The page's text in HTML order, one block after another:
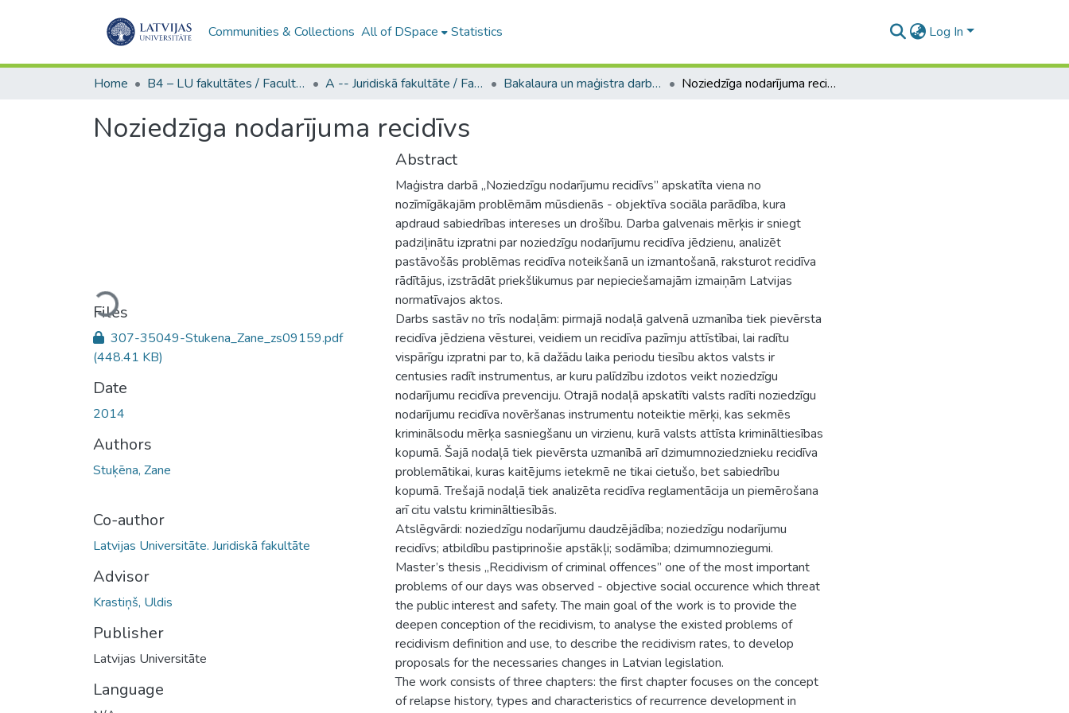
Communities & Collections All of DSpace Statistics Log In
Home B4 – LU fakultātes / Faculties of the UL A -- Juridiskā fakultāte / Faculty of Law Bakalaura un maģistra darbi (JF) / Bachelor's and Master's theses Noziedzīga nodarījuma recidīvs
Noziedzīga nodarījuma recidīvs
Loading...
Files
307-35049-Stukena_Zane_zs09159.pdf
(448.41 KB)
Date
2014
Authors
Stuķēna, Zane
Co-author
Latvijas Universitāte. Juridiskā fakultāte
Advisor
Krastiņš, Uldis
Publisher
Latvijas Universitāte
Language
Abstract
Maģistra darbā „Noziedzīgu nodarījumu recidīvs” apskatīta viena no
nozīmīgākajām problēmām mūsdienās - objektīva sociāla parādība, kura
apdraud sabiedrības intereses un drošību. Darba galvenais mērķis ir sniegt
padziļinātu izpratni par noziedzīgu nodarījumu recidīva jēdzienu, analizēt
pastāvošās problēmas recidīva noteikšanā un izmantošanā, raksturot recidīva
rādītājus, izstrādāt priekšlikumus par nepieciešamajām izmaiņām Latvijas
normatīvajos aktos.
Darbs sastāv no trīs nodaļām: pirmajā nodaļā galvenā uzmanība tiek pievērsta
recidīva jēdziena vēsturei, veidiem un recidīva pazīmju attīstībai, lai radītu
vispārīgu izpratni par to, kā dažādu laika periodu tiesību aktos valsts ir
centusies radīt instrumentus, ar kuru palīdzību izdotos veikt noziedzīgu
nodarījumu recidīva prevenciju. Otrajā nodaļā apskatīti valsts radīti noziedzīgu
nodarījumu recidīva novēršanas instrumentu noteiktie mērķi, kas sekmēs
kriminālsodu mērķa sasniegšanu un virzienu, kurā valsts attīsta krimināltiesības
kopumā. Šajā nodaļā tiek pievērsta uzmanībā arī dzimumnoziedznieku recidīva
problemātikai, kuras kaitējums ietekmē ne tikai cietušo, bet sabiedrību
kopumā. Trešajā nodaļā tiek analizēta recidīva reglamentācija un piemērošana
arī citu valstu krimināltiesībās.
Atslēgvārdi: noziedzīgu nodarījumu daudzējādība; noziedzīgu nodarījumu
recidīvs; atbildību pastiprinošie apstākļi; sodāmība; dzimumnoziegumi.
Master’s thesis „Recidivism of criminal offences” one of the most important
problems of our days was observed - objective social occurence which threat
the public interest and safety. The main goal of the work is to provide the
deepen conception of the recidivism, to analyse the existed problems of
recidivism definition and use, to describe the recidivism rates, to develop
proposals for the necessaries changes in Latvian legislation.
The work consists of three chapters: the first chapter focuses on the concept
of relapse history, types and characteristics of recurrence development in